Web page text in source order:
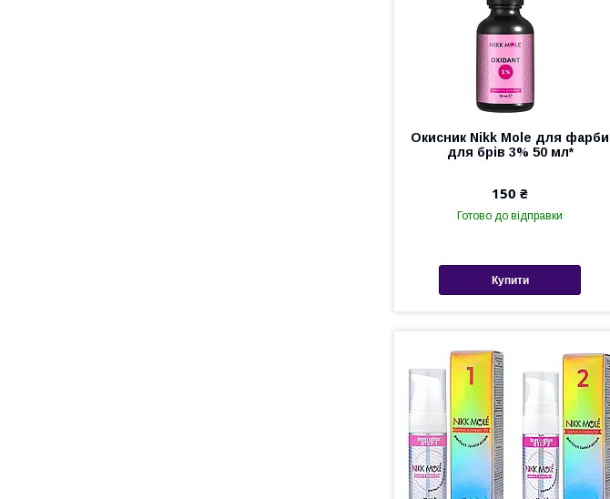
Окисник Nikk Mole для фарби
для брів 3% 50 мл*
150 ₴
Готово до відправки
Купити